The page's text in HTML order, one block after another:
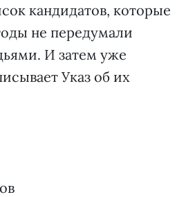
кандидатов, которые
не передумали
И затем уже
Указ об их